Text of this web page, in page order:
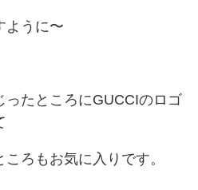
ように〜
ったところにGUCCIのロゴ
ろもお気に入りです。